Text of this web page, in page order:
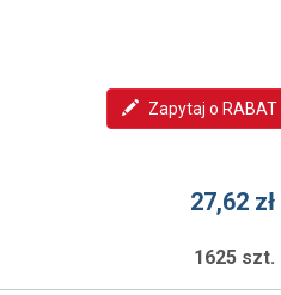
Zapytaj o RABAT
27,62 zł
1625 szt.